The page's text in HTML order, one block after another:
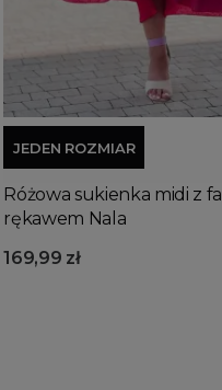
Dodaj do
JEDEN ROZMIAR
Różowa sukienka midi z
rękawem Nala
169,99 zł